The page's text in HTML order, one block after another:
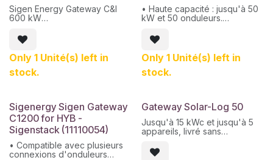
Sigen Energy Gateway C&I
600 kW
Compatible avec jusqu'à 30
onduleurs SigenStor
connectés en parallèle
3 positions de disjoncteur
réservées au SigenStor ou à
consommation d'énergie
ininterrompue
Préparé pour le
raccordement d'un
générateur, d'une pompe à
chaleur ou d'autres charges
Only 1 Unité(s) left in
stock.
• Haute capacité : jusqu'à 50
kW et 50 onduleurs.
stockage : fonctionne avec
SigenStor, les générateurs et
les véhicules électriques.
• Sécurité : Flux inverse 350
ms et sauvegarde 0 ms.
Only 1 Unité(s) left in
stock.
Sigenergy Sigen Gateway
C1200 for HYB -
Sigenstack (11110054)
• Compatible avec plusieurs
connexions d'onduleurs
Gateway Solar-Log 50
Jusqu'à 15 kWc et jusqu'à 5
appareils, livré sans